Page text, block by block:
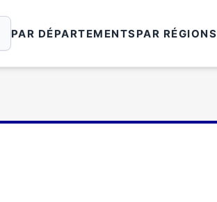
PAR DÉPARTEMENTSPAR RÉGIONS